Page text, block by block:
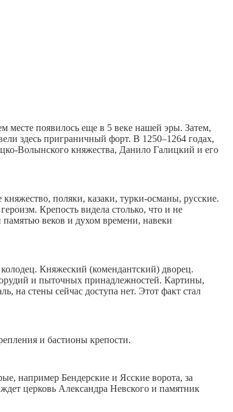
месте появилось еще в 5 веке нашей эры. Затем,
здесь приграничный форт. В 1250–1264 годах,
Волынского княжества, Данило Галицкий и его
поляки, казаки, турки-османы, русские.
Крепость видела столько, что и не
веков и духом времени, навеки
Княжеский (комендантский) дворец.
и пыточных принадлежностей. Картины,
на стены сейчас доступа нет. Этот факт стал
и бастионы крепости.
например Бендерские и Ясские ворота, за
церковь Александра Невского и памятник